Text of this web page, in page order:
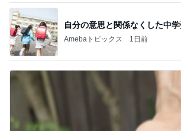
自分の意思と関係なくした中
Amebaトピックス 1日前